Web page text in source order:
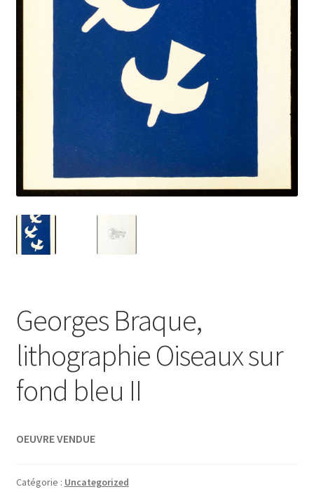
Georges Braque,
lithographie Oiseaux sur
fond bleu II
OEUVRE VENDUE
Catégorie : Uncategorized